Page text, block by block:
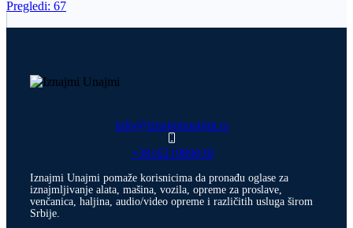
Pregledi: 67
info@iznajmiunajmi.rs
+381621989039
Iznajmi Unajmi pomaže korisnicima da pronađu oglase za
iznajmljivanje alata, mašina, vozila, opreme za proslave,
venčanica, haljina, audio/video opreme i različitih usluga širom
Srbije.